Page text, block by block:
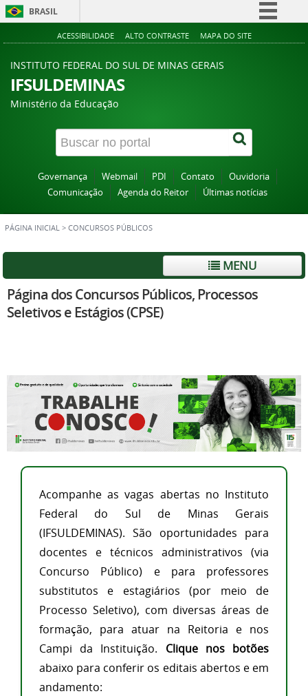
BRASIL
Simplifique!
ACESSIBILIDADE ALTO CONTRASTE MAPA DO SITE
INSTITUTO FEDERAL DO SUL DE MINAS GERAIS
IFSULDEMINAS
Ministério da Educação
Governança Webmail PDI Contato
Ouvidoria
Comunicação
Agenda do Reitor Últimas notícias
PÁGINA INICIAL > CONCURSOS PÚBLICOS
MENU
Página dos Concursos Públicos, Processos
Seletivos e Estágios (CPSE)
Acompanhe as vagas abertas no Instituto
Federal do Sul de Minas Gerais
(IFSULDEMINAS). São oportunidades para
docentes e técnicos administrativos (via
Concurso Público) e para professores
substitutos e estagiários (por meio de
Processo Seletivo), com diversas áreas de
formação, para atuar na Reitoria e nos
Campi da Instituição. Clique nos botões
abaixo para conferir os editais abertos e em
andamento: